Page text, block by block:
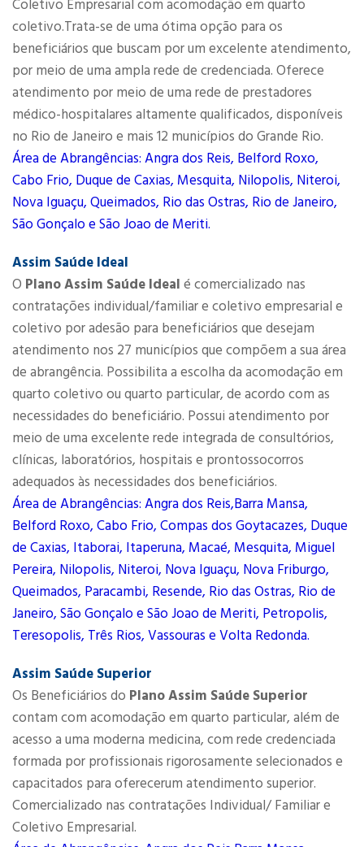
Coletivo Empresarial com acomodação em quarto
coletivo.Trata-se de uma ótima opção para os
beneficiários que buscam por um excelente atendimento,
por meio de uma ampla rede de credenciada. Oferece
atendimento por meio de uma rede de prestadores
médico-hospitalares altamente qualificados, disponíveis
no Rio de Janeiro e mais 12 municípios do Grande Rio.
Área de Abrangências: Angra dos Reis, Belford Roxo,
Cabo Frio, Duque de Caxias, Mesquita, Nilopolis, Niteroi,
Nova Iguaçu, Queimados, Rio das Ostras, Rio de Janeiro,
São Gonçalo e São Joao de Meriti.
Assim Saúde Ideal
O Plano Assim Saúde Ideal é comercializado nas
contratações individual/familiar e coletivo empresarial e
coletivo por adesão para beneficiários que desejam
atendimento nos 27 municípios que compõem a sua área
de abrangência. Possibilita a escolha da acomodação em
quarto coletivo ou quarto particular, de acordo com as
necessidades do beneficiário. Possui atendimento por
meio de uma excelente rede integrada de consultórios,
clínicas, laboratórios, hospitais e prontossocorros
adequados às necessidades dos beneficiários.
Área de Abrangências: Angra dos Reis,Barra Mansa,
Belford Roxo, Cabo Frio, Compas dos Goytacazes, Duque
de Caxias, Itaborai, Itaperuna, Macaé, Mesquita, Miguel
Pereira, Nilopolis, Niteroi, Nova Iguaçu, Nova Friburgo,
Queimados, Paracambi, Resende, Rio das Ostras, Rio de
Janeiro, São Gonçalo e São Joao de Meriti, Petropolis,
Teresopolis, Três Rios, Vassouras e Volta Redonda.
Assim Saúde Superior
Os Beneficiários do Plano Assim Saúde Superior
contam com acomodação em quarto particular, além de
acesso a uma moderna medicina, com rede credenciada
formada por profissionais rigorosamente selecionados e
capacitados para oferecerum atendimento superior.
Comercializado nas contratações Individual/ Familiar e
Coletivo Empresarial.